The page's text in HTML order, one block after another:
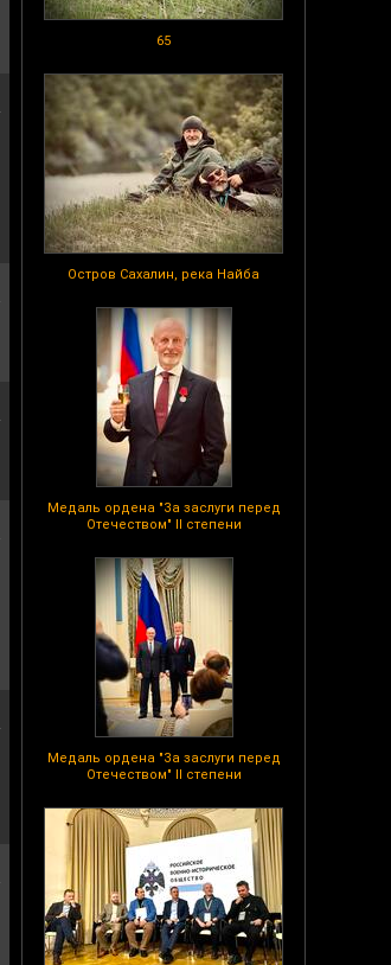
65
Остров Сахалин, река Найба
Медаль ордена "За заслуги перед
Отечеством" II степени
Медаль ордена "За заслуги перед
Отечеством" II степени